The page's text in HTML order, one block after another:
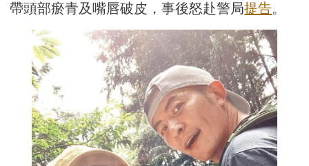
帶頭部瘀青及嘴唇破皮，事後怒赴警局提告。